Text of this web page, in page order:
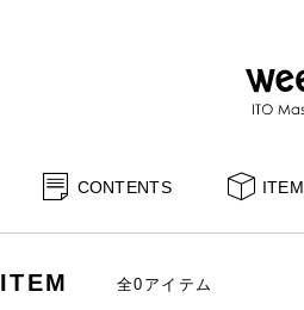
CONTENTS ITEM
ITEM 全0アイテム